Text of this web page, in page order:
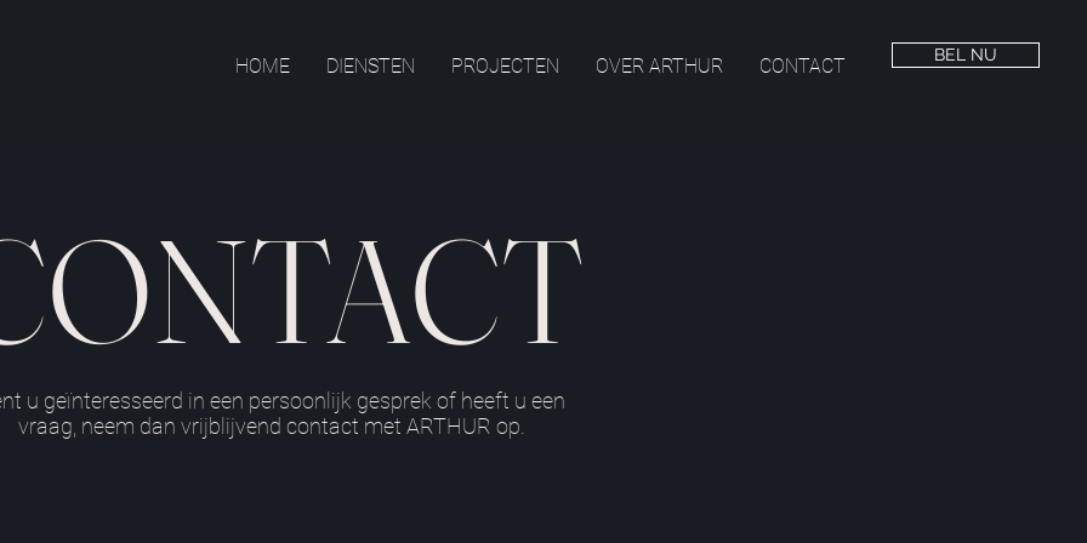
HOME DIENSTEN PROJECTEN OVER ARTHUR CONTACT BEL NU
u geïnteresseerd in een persoonlijk gesprek of heeft u een
vraag, neem dan vrijblijvend contact met ARTHUR op.